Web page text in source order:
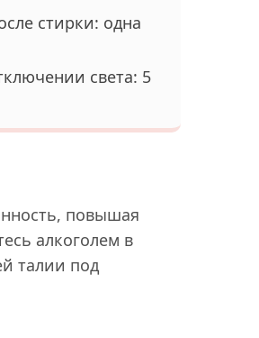
стирки: одна
света: 5
повышая
алкоголем в
талии под